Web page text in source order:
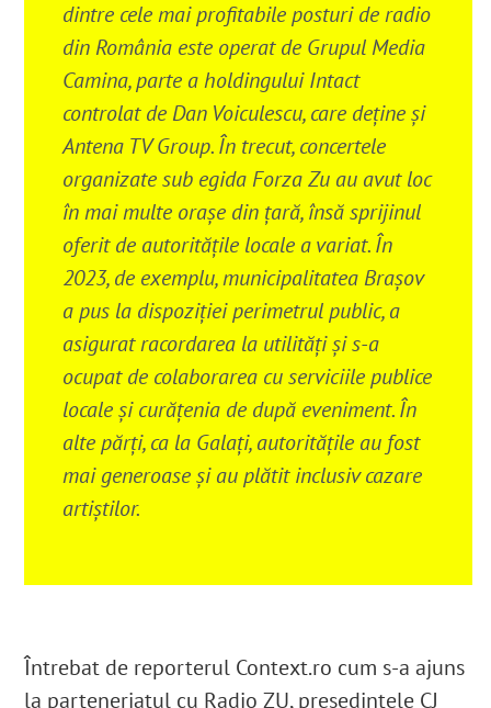
dintre cele mai profitabile posturi de radio
din România este operat de Grupul Media
Camina, parte a holdingului Intact
controlat de Dan Voiculescu, care deține și
Antena TV Group. În trecut, concertele
organizate sub egida Forza Zu au avut loc
în mai multe orașe din țară, însă sprijinul
oferit de autoritățile locale a variat. În
2023, de exemplu, municipalitatea Brașov
a pus la dispoziției perimetrul public, a
asigurat racordarea la utilități și s-a
ocupat de colaborarea cu serviciile publice
locale și curățenia de după eveniment.În
alte părți, ca la Galați, autoritățile au fost
mai generoase și au plătit inclusiv cazare
artiștilor.
Întrebat de reporterul Context.ro cum s-a ajuns
la parteneriatul cu Radio ZU, președintele CJ